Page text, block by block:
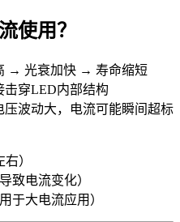
使用？
→ 光衰加快 → 寿命缩短
穿LED内部结构
波动大，电流可能瞬间超标
）
致电流变化）
于大电流应用）